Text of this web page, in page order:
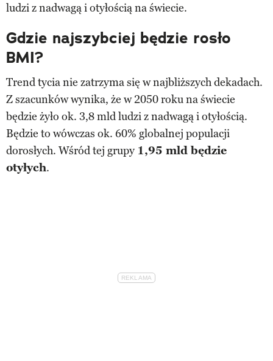
ludzi z nadwagą i otyłością na świecie.
Gdzie najszybciej będzie rosło
BMI?
Trend tycia nie zatrzyma się w najbliższych dekadach.
Z szacunków wynika, że w 2050 roku na świecie
będzie żyło ok. 3,8 mld ludzi z nadwagą i otyłością.
Będzie to wówczas ok. 60% globalnej populacji
dorosłych. Wśród tej grupy 1,95 mld będzie
otyłych.